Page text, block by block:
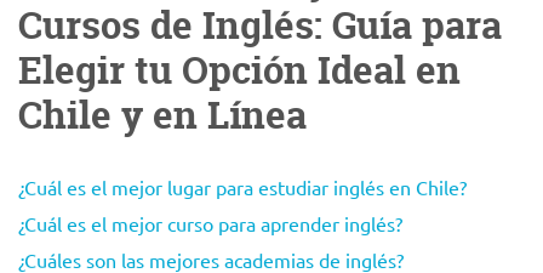
Cursos de Inglés: Guía para
Elegir tu Opción Ideal en
Chile y en Línea
¿Cuál es el mejor lugar para estudiar inglés en Chile?
¿Cuál es el mejor curso para aprender inglés?
¿Cuáles son las mejores academias de inglés?